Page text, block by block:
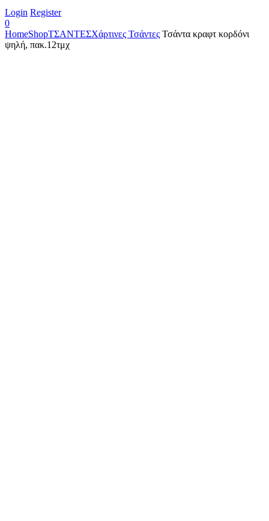
Login Register
0
HomeShopΤΣΑΝΤΕΣΧάρτινες Τσάντες Τσάντα κραφτ κορδόνι
ψηλή, πακ.12τμχ